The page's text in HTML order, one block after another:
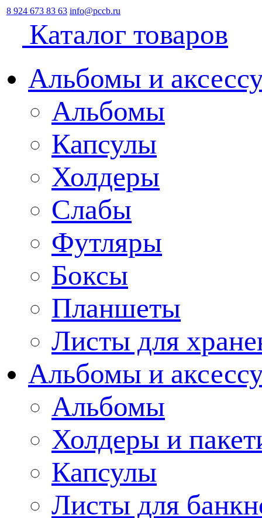
8 924 673 83 63 info@pccb.ru
Каталог товаров
Альбомы и
Альбомы
Капсулы
Холдеры
Слабы
Футляры
Боксы
Планшеты
Листы для
Альбомы и
Альбомы
Холдеры и
Капсулы
Листы для